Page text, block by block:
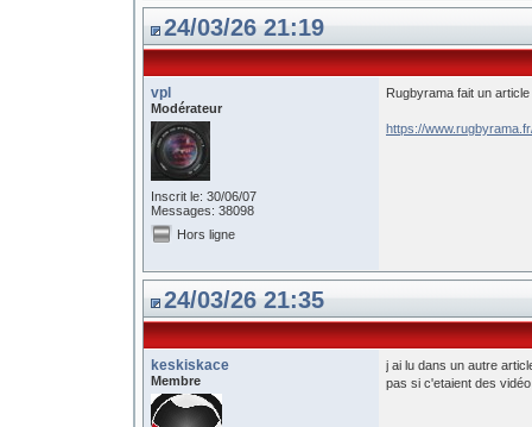
24/03/26 21:19
vpl
Modérateur
Inscrit le: 30/06/07
Messages: 38098
Rugbyrama fait un
https://
Hors ligne
24/03/26 21:35
keskiskace
Membre
j ai lu dans un autre
pas si c'etaient des